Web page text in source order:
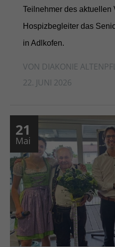
Teilnehmer des aktuellen
Hospizbegleiter das
in Adlkofen.
VON DIAKONIE
22. JUNI 2026
21
Mai